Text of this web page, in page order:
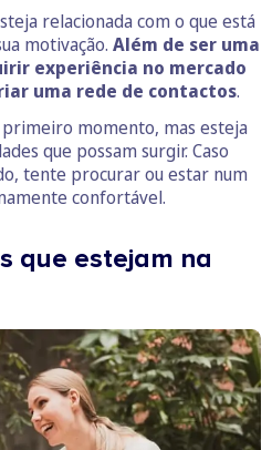
relacionada com o que está
motivação. Além de ser uma
experiência no mercado
uma rede de contactos.
momento, mas esteja
que possam surgir. Caso
tente procurar ou estar num
confortável.
que estejam na